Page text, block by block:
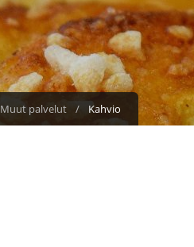
Muut palvelut Kahvio